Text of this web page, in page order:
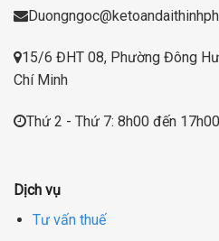
15/6 ĐHT 08, Phường Đông
Chí Minh
Thứ 2 - Thứ 7: 8h00 đến 17h00
Dịch vụ
Tư vấn thuế